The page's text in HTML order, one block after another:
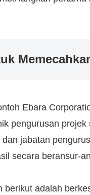
Ebara
pengurusan
jabatan
secara beransur-
berikut adalah